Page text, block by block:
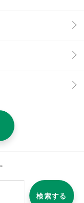
検索する